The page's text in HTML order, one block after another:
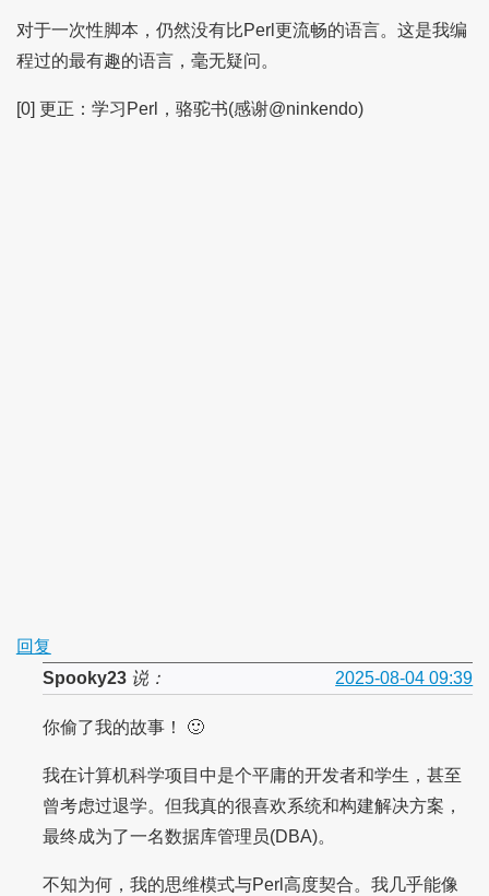
对于一次性脚本，仍然没有比Perl更流畅的语言。这是我编
程过的最有趣的语言，毫无疑问。
[0] 更正：学习Perl，骆驼书(感谢@ninkendo)
回复
Spooky23说： 2025-08-04 09:39
你偷了我的故事！ 🙂
我在计算机科学项目中是个平庸的开发者和学生，甚至
曾考虑过退学。但我真的很喜欢系统和构建解决方案，
最终成为了一名数据库管理员(DBA)。
不知为何，我的思维模式与Perl高度契合。我几乎能像